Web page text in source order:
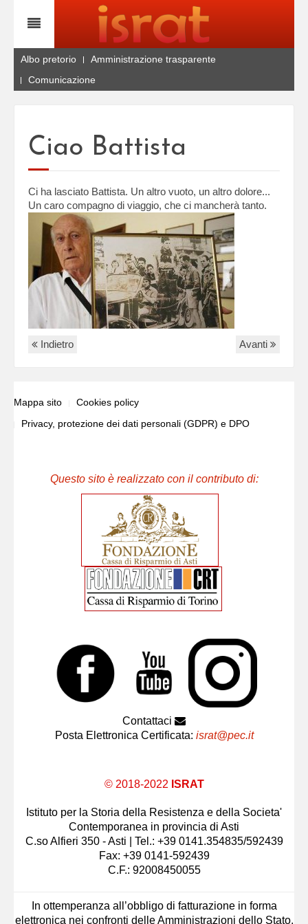
Albo pretorio
Amministrazione trasparente
Comunicazione
Ciao Battista
Ci ha lasciato Battista. Un altro vuoto, un altro dolore...
Un caro compagno di viaggio, che ci mancherà tanto.
Indietro Avanti
Mappa sito
Cookies policy
Privacy, protezione dei dati personali (GDPR) e DPO
Questo sito è realizzato con il contributo di:
Contattaci
Posta Elettronica Certificata: israt@pec.it
© 2018-2022 ISRAT
Istituto per la Storia della Resistenza e della Societa'
Contemporanea in provincia di Asti
C.so Alfieri 350 - Asti | Tel.: +39 0141.354835/592439
Fax: +39 0141-592439
C.F.: 92008450055
In ottemperanza all’obbligo di fatturazione in forma
elettronica nei confronti delle Amministrazioni dello Stato,